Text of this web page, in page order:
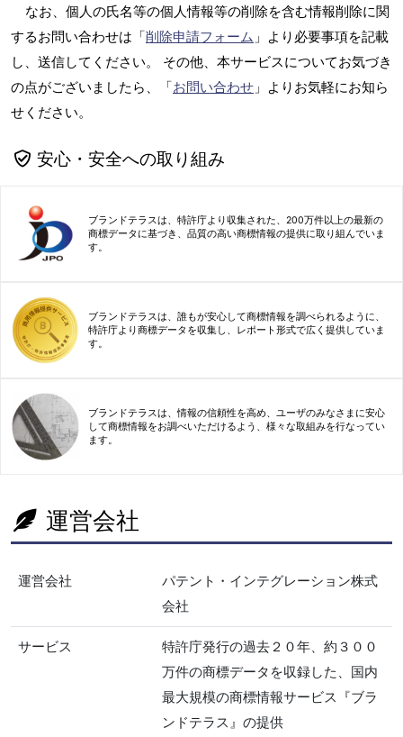
なお、個人の氏名等の個人情報等の削除を含む情報削除に関
するお問い合わせは「削除申請フォーム 」より必要事項を記載
し、送信してください。 その他、本サービスについてお気づき
の点がございましたら、「お問い合わせ 」よりお気軽にお知ら
せください。
安心・安全への取り組み
ブランドテラスは、特許庁より収集された、200万件以上の最新の
商標データに基づき、品質の高い商標情報の提供に取り組んでいま
す。
ブランドテラスは、誰もが安心して商標情報を調べられるように、
特許庁より商標データを収集し、レポート形式で広く提供していま
す。
ブランドテラスは、情報の信頼性を高め、ユーザのみなさまに安心
して商標情報をお調べいただけるよう、様々な取組みを行なってい
ます。
運営会社
運営会社
パテント・インテグレーション株式
会社
サービス
特許庁発行の過去２０年、約３００
万件の商標データを収録した、国内
最大規模の商標情報サービス『ブラ
ンドテラス』の提供